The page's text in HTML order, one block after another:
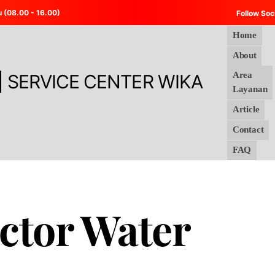
(08.00 - 16.00) Follow
Home
About
Area
Layanan
Article
Contact
FAQ
Water